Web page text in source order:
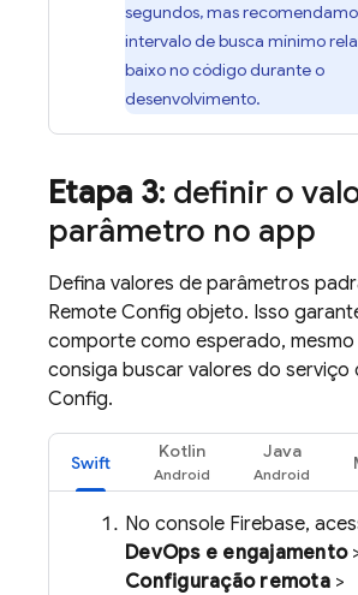
segundos, mas
intervalo de busca mínimo
baixo no código durante o
desenvolvimento.
Etapa 3: definir o
parâmetro no app
Defina valores de parâmetros
Remote Config objeto. Isso
comporte como esperado, mesmo
consiga buscar valores do serviço
Config.
Swift
Kotlin Java
No console Firebase,
DevOps e engajamento
Configuração remota>